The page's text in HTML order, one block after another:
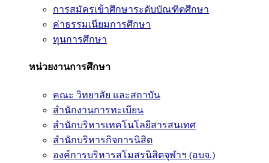
การสมัครเข้าศึกษาระดับบัณฑิตศึกษา
ค่าธรรมเนียมการศึกษา
ทุนการศึกษา
หน่วยงานการศึกษา
คณะ วิทยาลัย และสถาบัน
สำนักงานการทะเบียน
สำนักบริหารเทคโนโลยีสารสนเทศ
สำนักบริหารกิจการนิสิต
องค์การบริหารสโมสรนิสิตจุฬาฯ (อบจ.)